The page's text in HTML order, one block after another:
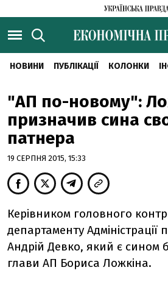
НОВИНИ ПУБЛІКАЦІЇ КОЛОНКИ
"АП по-новому":
призначив сина
патнера
19 СЕРПНЯ 2015, 15:33
Керівником головного
департаменту Адміністрації
Андрій Девко, який є сином
глави АП Бориса Ложкіна.